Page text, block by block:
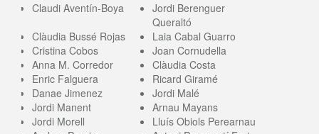
Claudi Aventín-Boya
Jordi Berenguer
Queraltó
Clàudia Bussé Rojas
Laia Cabal Guarro
Cristina Cobos
Joan Cornudella
Anna M. Corredor
Clàudia Costa
Enric Falguera
Ricard Giramé
Danae Jimenez
Jordi Malé
Jordi Manent
Arnau Mayans
Jordi Morell
Lluís Obiols Perearnau